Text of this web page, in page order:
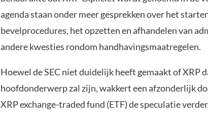
agenda staan onder meer gesprekken over het
bevelprocedures, het opzetten en afhandelen van
andere kwesties rondom handhavingsmaatregelen.
Hoewel de SEC niet duidelijk heeft gemaakt of XRP
hoofdonderwerp zal zijn, wakkert een afzonderlijk
XRP exchange-traded fund (ETF) de speculatie